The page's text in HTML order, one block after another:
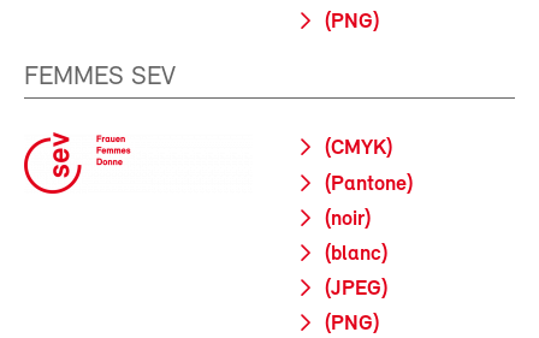
(PNG)
FEMMES SEV
(CMYK)
(Pantone)
(noir)
(blanc)
(JPEG)
(PNG)